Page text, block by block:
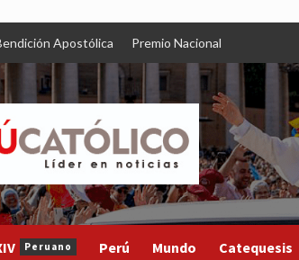
Apostólica Premio Nacional
Peruano Perú Mundo Catequesis